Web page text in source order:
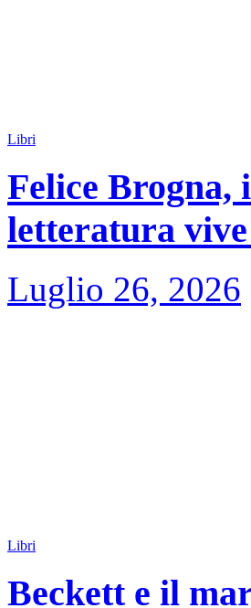
Libri
Felice Brogna,
letteratura
Luglio 26, 2026
Libri
Beckett e il